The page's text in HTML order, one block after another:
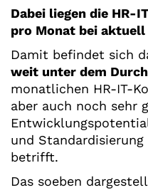
Dabei liegen die HR-
pro Monat bei aktuell
Damit befindet sich
weit unter dem
monatlichen HR-IT-
aber auch noch sehr
und Standardisierung
betrifft.
Das soeben